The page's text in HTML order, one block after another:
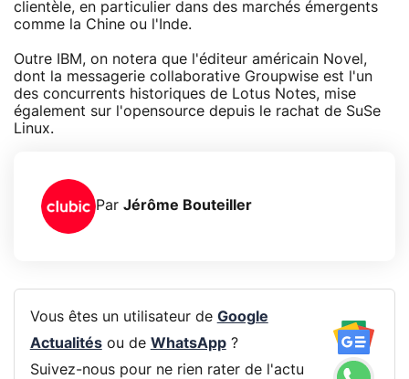
clientèle, en particulier dans des marchés émergents
comme la Chine ou l'Inde.
Outre IBM, on notera que l'éditeur américain Novel,
dont la messagerie collaborative Groupwise est l'un
des concurrents historiques de Lotus Notes, mise
également sur l'opensource depuis le rachat de SuSe
Linux.
Par Jérôme Bouteiller
Vous êtes un utilisateur de Google
Actualitésou de WhatsApp?
Suivez-nous pour ne rien rater de l'actu